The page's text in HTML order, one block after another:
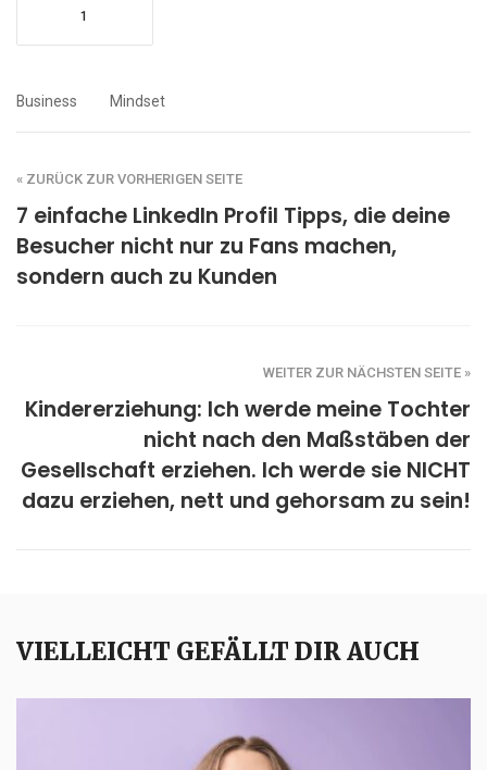
1
Business Mindset
« ZURÜCK ZUR VORHERIGEN SEITE
7 einfache LinkedIn Profil Tipps, die deine
Besucher nicht nur zu Fans machen,
sondern auch zu Kunden
WEITER ZUR NÄCHSTEN SEITE »
Kindererziehung: Ich werde meine Tochter
nicht nach den Maßstäben der
Gesellschaft erziehen. Ich werde sie NICHT
dazu erziehen, nett und gehorsam zu sein!
VIELLEICHT GEFÄLLT DIR AUCH